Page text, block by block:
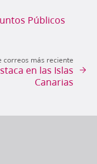
Públicos
correos más reciente
en las Islas
Canarias